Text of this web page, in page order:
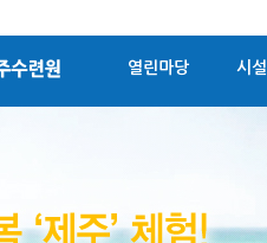
열린마당 시